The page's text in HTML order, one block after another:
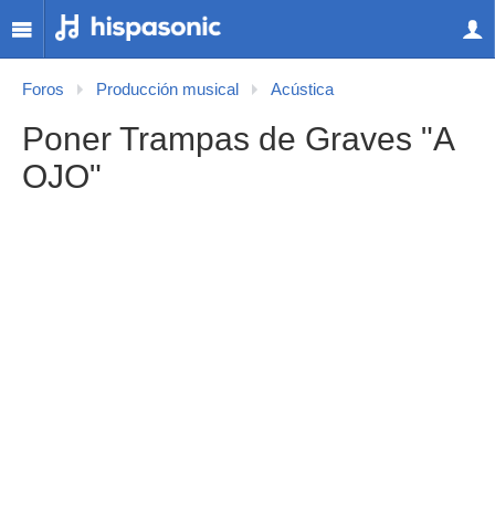
Foros Producción musical Acústica
Poner Trampas de Graves "A
OJO"